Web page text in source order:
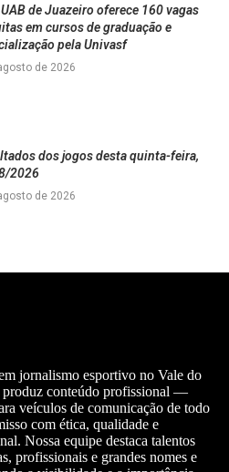
de Juazeiro oferece 160 vagas
em cursos de graduação e
pela Univasf
de 2026
dos jogos desta quinta-feira,
2026
de 2026
jornalismo esportivo no Vale do
produz conteúdo profissional —
veículos de comunicação de todo
com ética, qualidade e
Nossa equipe destaca talentos
profissionais e grandes nomes e